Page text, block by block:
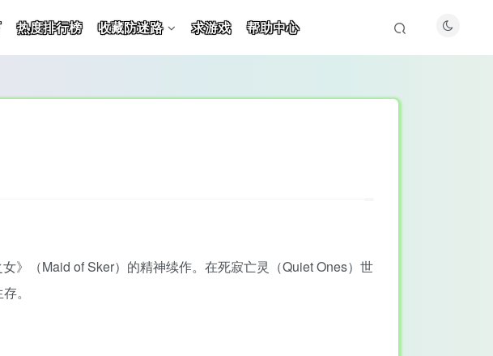
热度排行榜 收藏防迷路 求游戏 帮助中心
》（Maid of Sker）的精神续作。在死寂亡灵（Quiet Ones）世
。